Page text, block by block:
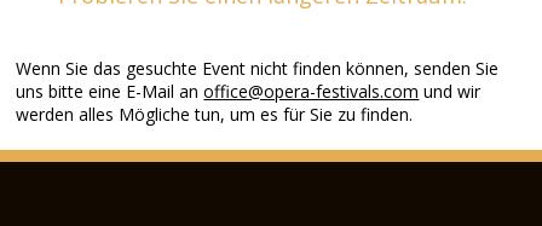
Wenn Sie das gesuchte Event nicht finden können, senden Sie
uns bitte eine E-Mail anoffice@opera-festivals.com und wir
werden alles Mögliche tun, um es für Sie zu finden.